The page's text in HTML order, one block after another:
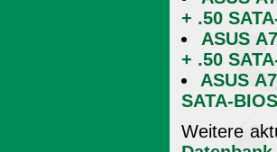
+ .50
ASUS
+ .50
ASUS
SATA-BIOS
Weitere